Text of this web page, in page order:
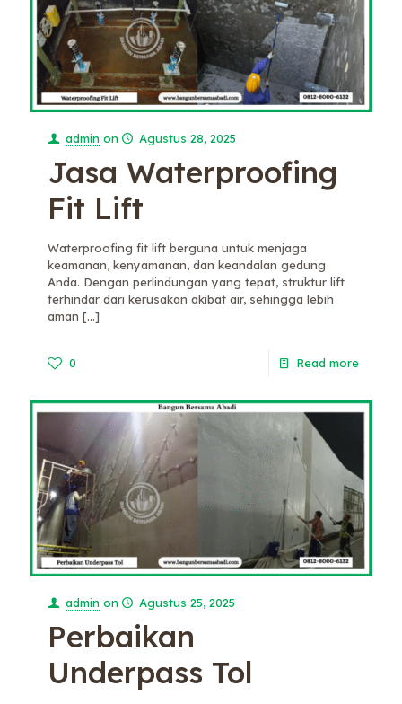
admin on Agustus 28, 2025
Jasa Waterproofing
Fit Lift
Waterproofing fit lift berguna untuk menjaga
keamanan, kenyamanan, dan keandalan gedung
Anda. Dengan perlindungan yang tepat, struktur lift
terhindar dari kerusakan akibat air, sehingga lebih
aman […]
0 Read more
admin on Agustus 25, 2025
Perbaikan
Underpass Tol